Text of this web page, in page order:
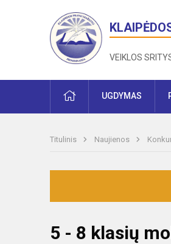
VEIKLOS
PRADŽIAUGDYMAS
Titulinis Naujienos
5 - 8 klasių